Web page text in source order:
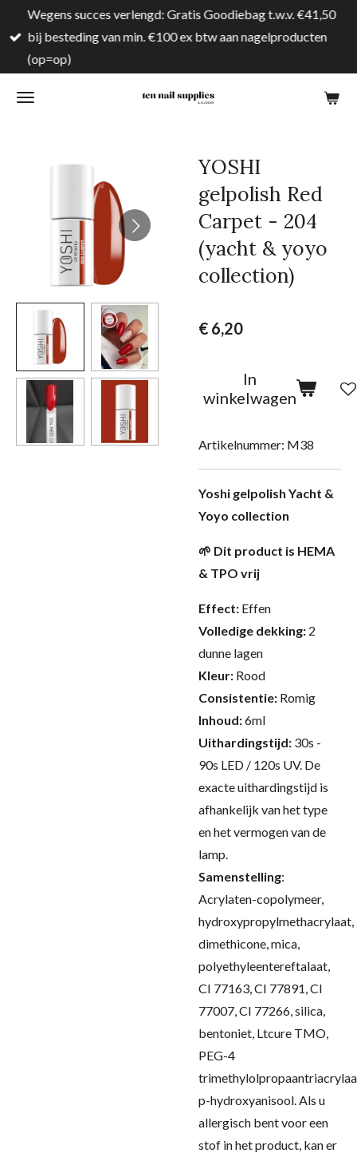
direct
naar
hoofdinhoud
Wegens succes verlengd: Gratis Goodiebag t.w.v. €41,50
bij besteding van min. €100 ex btw aan nagelproducten
(op=op)
YOSHI
gelpolish Red
Carpet - 204
(yacht & yoyo
collection)
€ 6,20
In
winkelwagen
Artikelnummer: M38
Yoshi gelpolish Yacht &
Yoyo collection
🌱 Dit product is HEMA
& TPO vrij
Effect: Effen
Volledige dekking: 2
dunne lagen
Kleur: Rood
Consistentie: Romig
Inhoud:6ml
Uithardingstijd: 30s -
90s LED / 120s UV. De
exacte uithardingstijd is
afhankelijk van het type
en het vermogen van de
lamp.
Samenstelling:
Acrylaten-copolymeer,
hydroxypropylmethacrylaat,
dimethicone, mica,
polyethyleentereftalaat,
CI 77163, CI 77891, CI
77007, CI 77266, silica,
bentoniet, Ltcure TMO,
PEG-4
p-hydroxyanisool.Als u
allergisch bent voor een
stof in het product, kan er